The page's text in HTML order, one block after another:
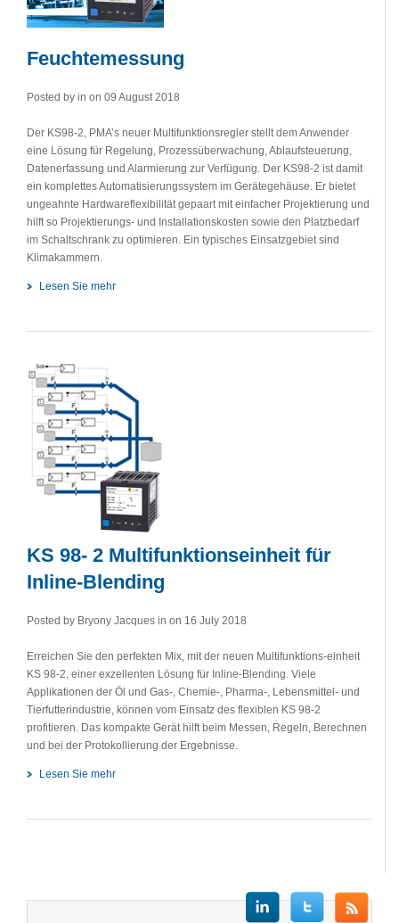
Feuchtemessung
Posted by in on 09 August 2018
Der KS98-2, PMA’s neuer Multifunktionsregler stellt dem Anwender
eine Lösung für Regelung, Prozessüberwachung, Ablaufsteuerung,
Datenerfassung und Alarmierung zur Verfügung. Der KS98-2 ist damit
ein komplettes Automatisierungssystem im Gerätegehäuse. Er bietet
ungeahnte Hardwareflexibilität gepaart mit einfacher Projektierung und
hilft so Projektierungs- und Installationskosten sowie den Platzbedarf
im Schaltschrank zu optimieren. Ein typisches Einsatzgebiet sind
Klimakammern.
Lesen Sie mehr
KS 98- 2 Multifunktionseinheit für
Inline-Blending
Posted by Bryony Jacques in on 16 July 2018
Erreichen Sie den perfekten Mix, mit der neuen Multifunktions-einheit
KS 98-2, einer exzellenten Lösung für Inline-Blending. Viele
Applikationen der Öl und Gas-, Chemie-, Pharma-, Lebensmittel- und
Tierfutterindustrie, können vom Einsatz des flexiblen KS 98-2
profitieren. Das kompakte Gerät hilft beim Messen, Regeln, Berechnen
und bei der Protokollierung der Ergebnisse.
Lesen Sie mehr